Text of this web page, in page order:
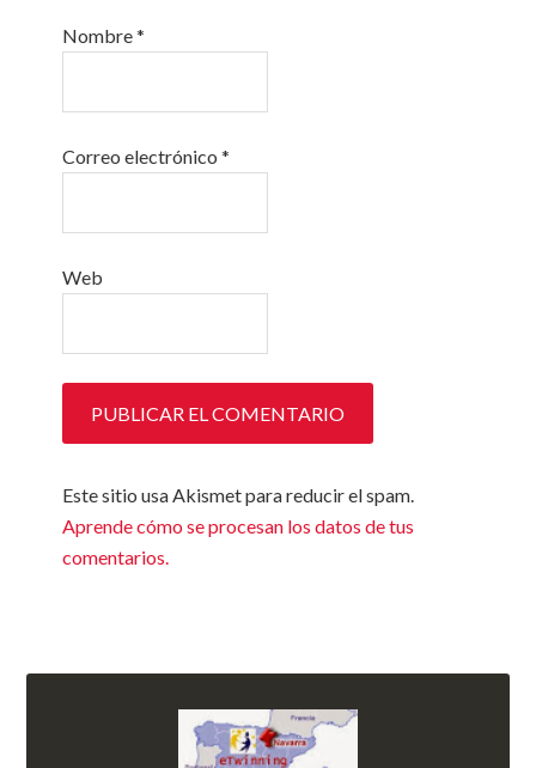
Nombre*
Correo electrónico*
Web
Este sitio usa Akismet para reducir el spam.
Aprende cómo se procesan los datos de tus
comentarios.